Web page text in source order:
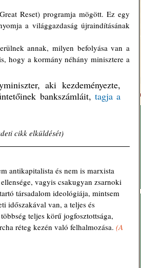
a világgazdaság újraindításának
hogy a kormány néhány minisztere a
aki kezdeményezte,
bankszámláit, tagja a
cikk elküldését)
antikapitalista és nem is marxista
vagyis csakugyan zsarnoki
társadalom ideológiája, mintsem
időszakával van, a teljes és
teljes körű jogfosztottsága,
réteg kezén való felhalmozása. (A